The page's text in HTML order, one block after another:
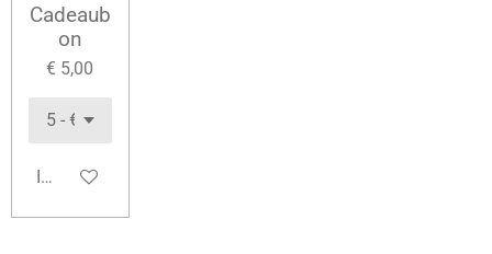
Cadeaub
on
€ 5,00
In winkelwagen